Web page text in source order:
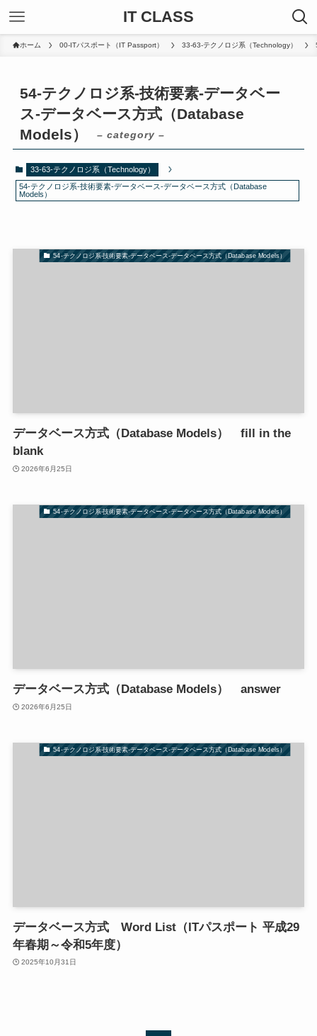
IT CLASS
ホーム 00-ITパスポート（IT Passport） 33-63-テクノロジ系（Technology）
54-テクノロジ系-技術要素-データベー
ス-データベース方式（Database
Models）
– category –
33-63-テクノロジ系（Technology）
54-テクノロジ系-技術要素-データベース-データベース方式（Database
Models）
54-テクノロジ系-技術要素-データベース-データベース方式（Database Models）
データベース方式（Database Models） fill in the
blank
2026年6月25日
54-テクノロジ系-技術要素-データベース-データベース方式（Database Models）
データベース方式（Database Models） answer
2026年6月25日
54-テクノロジ系-技術要素-データベース-データベース方式（Database Models）
データベース方式 Word List（ITパスポート 平成29
年春期～令和5年度）
2025年10月31日